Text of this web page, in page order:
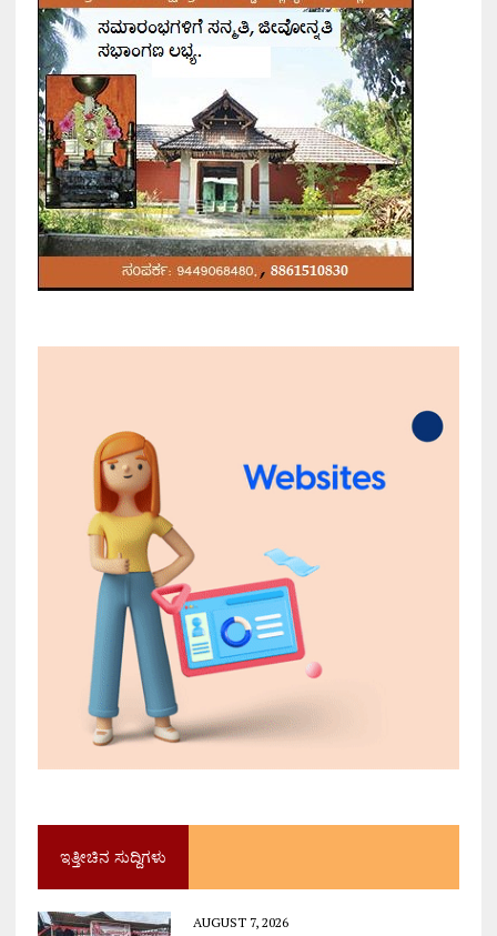
ಇತ್ತೀಚಿನ ಸುದ್ದಿಗಳು
AUGUST 7, 2026